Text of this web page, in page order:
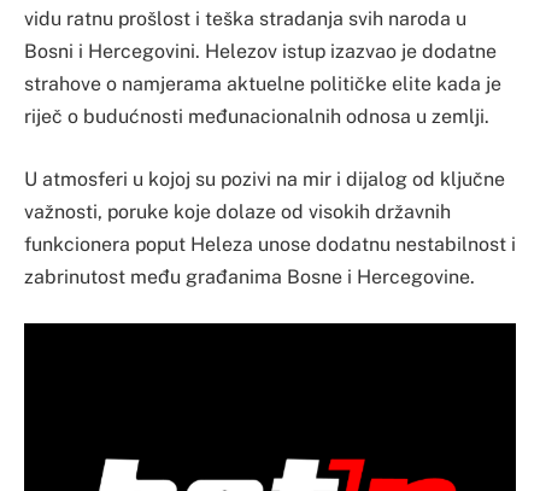
vidu ratnu prošlost i teška stradanja svih naroda u
Bosni i Hercegovini. Helezov istup izazvao je dodatne
strahove o namjerama aktuelne političke elite kada je
riječ o budućnosti međunacionalnih odnosa u zemlji.
U atmosferi u kojoj su pozivi na mir i dijalog od ključne
važnosti, poruke koje dolaze od visokih državnih
funkcionera poput Heleza unose dodatnu nestabilnost i
zabrinutost među građanima Bosne i Hercegovine.